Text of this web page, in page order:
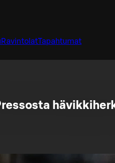
RavintolatTapahtumat